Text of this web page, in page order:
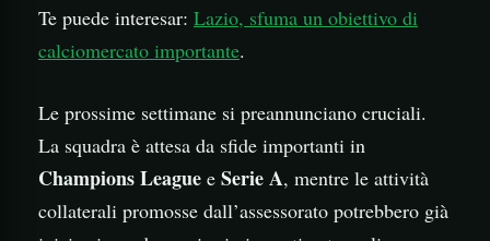
Te puede interesar: Lazio, sfuma un obiettivo di
calciomercato importante.
Le prossime settimane si preannunciano cruciali.
La squadra è attesa da sfide importanti in
Champions League e Serie A, mentre le attività
collaterali promosse dall’assessorato potrebbero già